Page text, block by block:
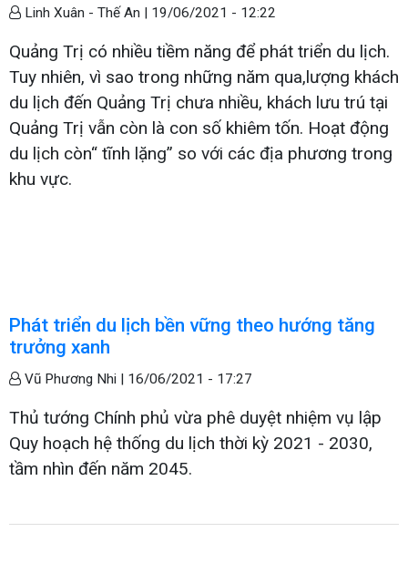
Linh Xuân - Thế An | 19/06/2021 - 12:22
Quảng Trị có nhiều tiềm năng để phát triển du lịch.
Tuy nhiên, vì sao trong những năm qua,lượng khách
du lịch đến Quảng Trị chưa nhiều, khách lưu trú tại
Quảng Trị vẫn còn là con số khiêm tốn. Hoạt động
du lịch còn“ tĩnh lặng” so với các địa phương trong
khu vực.
Phát triển du lịch bền vững theo hướng tăng
trưởng xanh
Vũ Phương Nhi | 16/06/2021 - 17:27
Thủ tướng Chính phủ vừa phê duyệt nhiệm vụ lập
Quy hoạch hệ thống du lịch thời kỳ 2021 - 2030,
tầm nhìn đến năm 2045.